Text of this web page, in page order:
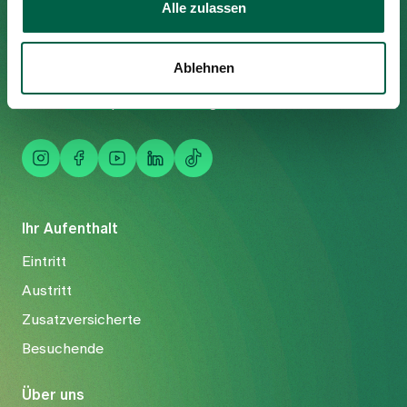
Alle zulassen
Ablehnen
Ihr Aufenthalt
Eintritt
Austritt
Zusatzversicherte
Besuchende
Über uns
Trichtenhauserstrasse 20
8125 Zollikerberg